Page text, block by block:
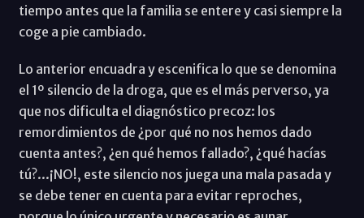
tiempo antes que la familia se entere y casi siempre la
coge a pie cambiado.
Lo anterior encuadra y escenifica lo que se denomina
el 1º silencio de la droga, que es el más perverso, ya
que nos dificulta el diagnóstico precoz: los
remordimientos de ¿por qué no nos hemos dado
cuenta antes?, ¿en qué hemos fallado?, ¿qué hacías
tú?...¡NO!, este silencio nos juega una mala pasada y
se debe tener en cuenta para evitar reproches,